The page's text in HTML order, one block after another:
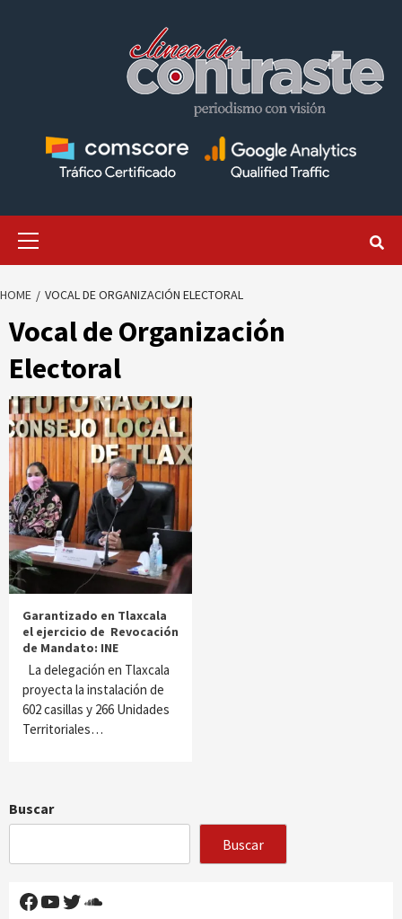
HOME VOCAL DE ORGANIZACIÓN ELECTORAL
Vocal de Organización
Electoral
Garantizado en Tlaxcala
el ejercicio de Revocación
de Mandato: INE
La delegación en Tlaxcala
proyecta la instalación de
602 casillas y 266 Unidades
Territoriales…
Buscar
Buscar
Facebook
YouTube
Twitter
SoundCloud